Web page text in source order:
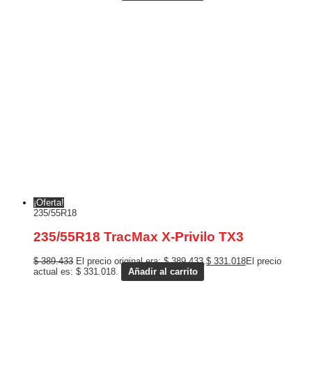
¡Oferta!
235/55R18
235/55R18 TracMax X-Privilo TX3
$389.433 El precio original era: $ 389.433.$ 331.018El precio
actual es: $ 331.018.
Añadir al carrito